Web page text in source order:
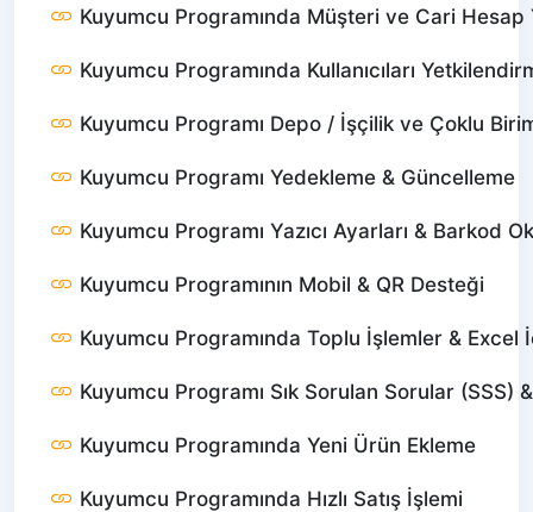
Kuyumcu Programında Müşteri ve Cari Hesap
Kuyumcu Programında Kullanıcıları
Kuyumcu Programı Depo / İşçilik ve Çoklu
Kuyumcu Programı Yedekleme & Güncelleme
Kuyumcu Programı Yazıcı Ayarları & Barkod
Kuyumcu Programının Mobil & QR Desteği
Kuyumcu Programında Toplu İşlemler & Excel
Kuyumcu Programı Sık Sorulan Sorular (SSS)
Kuyumcu Programında Yeni Ürün Ekleme
Kuyumcu Programında Hızlı Satış İşlemi